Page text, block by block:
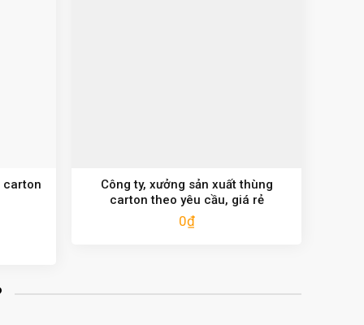
carton
Công ty, xưởng sản xuất thùng
carton theo yêu cầu, giá rẻ
0₫